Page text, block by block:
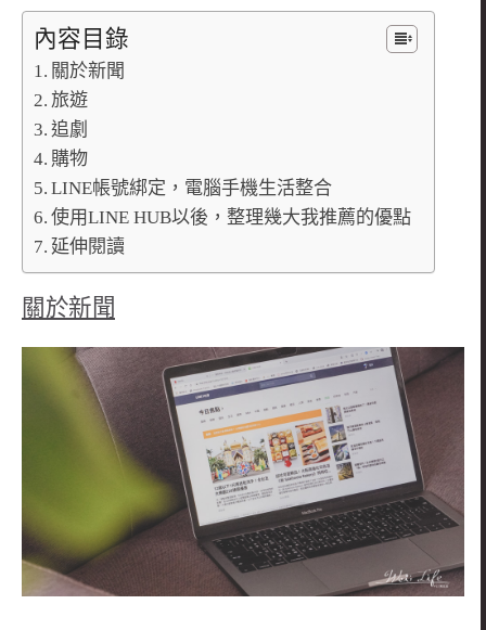
內容目錄
關於新聞
旅遊
追劇
購物
LINE帳號綁定，電腦手機生活整合
使用LINE HUB以後，整理幾大我推薦的優點
延伸閱讀
關於新聞